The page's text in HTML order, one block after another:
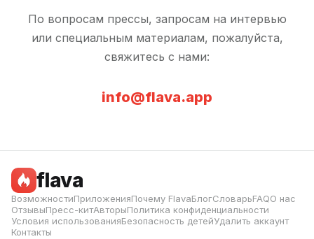
По вопросам прессы, запросам на интервью
или специальным материалам, пожалуйста,
свяжитесь с нами:
info@flava.app
flava
ВозможностиПриложенияПочему FlavaБлогСловарьFAQО нас
ОтзывыПресс-китАвторыПолитика конфиденциальности
Условия использованияБезопасность детейУдалить аккаунт
Контакты